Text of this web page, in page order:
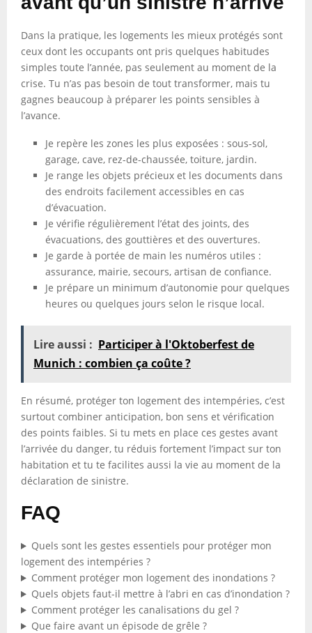
Dans la pratique, les logements les mieux protégés sont
ceux dont les occupants ont pris quelques habitudes
simples toute l’année, pas seulement au moment de la
crise. Tu n’as pas besoin de tout transformer, mais tu
gagnes beaucoup à préparer les points sensibles à
l’avance.
Je repère les zones les plus exposées : sous-sol,
garage, cave, rez-de-chaussée, toiture, jardin.
Je range les objets précieux et les documents dans
des endroits facilement accessibles en cas
d’évacuation.
Je vérifie régulièrement l’état des joints, des
évacuations, des gouttières et des ouvertures.
Je garde à portée de main les numéros utiles :
assurance, mairie, secours, artisan de confiance.
Je prépare un minimum d’autonomie pour quelques
heures ou quelques jours selon le risque local.
Lire aussi : Participer à l'Oktoberfest de
Munich : combien ça coûte ?
En résumé, protéger ton logement des intempéries, c’est
surtout combiner anticipation, bon sens et vérification
des points faibles. Si tu mets en place ces gestes avant
l’arrivée du danger, tu réduis fortement l’impact sur ton
habitation et tu te facilites aussi la vie au moment de la
déclaration de sinistre.
FAQ
Quels sont les gestes essentiels pour protéger mon
logement des intempéries ?
Comment protéger mon logement des inondations ?
Quels objets faut-il mettre à l’abri en cas d’inondation ?
Comment protéger les canalisations du gel ?
Que faire avant un épisode de grêle ?